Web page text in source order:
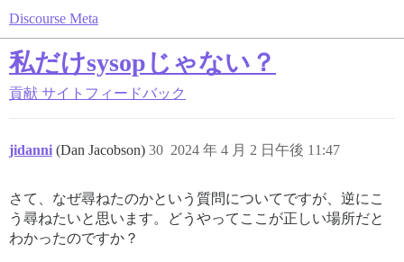
Discourse Meta
私だけsysopじゃない？
貢献 サイトフィードバック
jidanni (Dan Jacobson) 2024 年 4 月 2 日午後 11:47
30
さて、なぜ尋ねたのかという質問についてですが、逆にこ
う尋ねたいと思います。どうやってここが正しい場所だと
わかったのですか？